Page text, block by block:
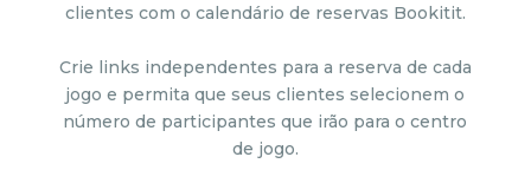
clientes com o calendário de reservas Bookitit.
Crie links independentes para a reserva de cada
jogo e permita que seus clientes selecionem o
número de participantes que irão para o centro
de jogo.